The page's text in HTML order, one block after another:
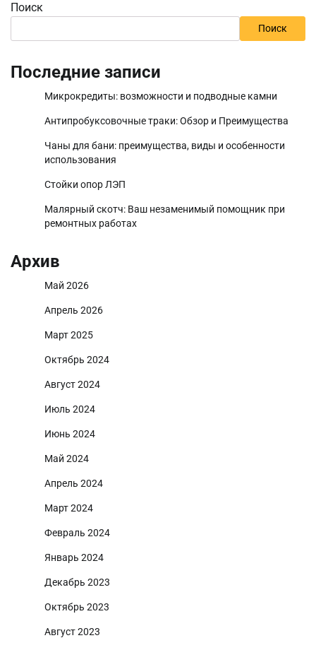
Поиск
Поиск
Последние записи
Микрокредиты: возможности и подводные камни
Антипробуксовочные траки: Обзор и Преимущества
Чаны для бани: преимущества, виды и особенности
использования
Стойки опор ЛЭП
Малярный скотч: Ваш незаменимый помощник при
ремонтных работах
Архив
Май 2026
Апрель 2026
Март 2025
Октябрь 2024
Август 2024
Июль 2024
Июнь 2024
Май 2024
Апрель 2024
Март 2024
Февраль 2024
Январь 2024
Декабрь 2023
Октябрь 2023
Август 2023